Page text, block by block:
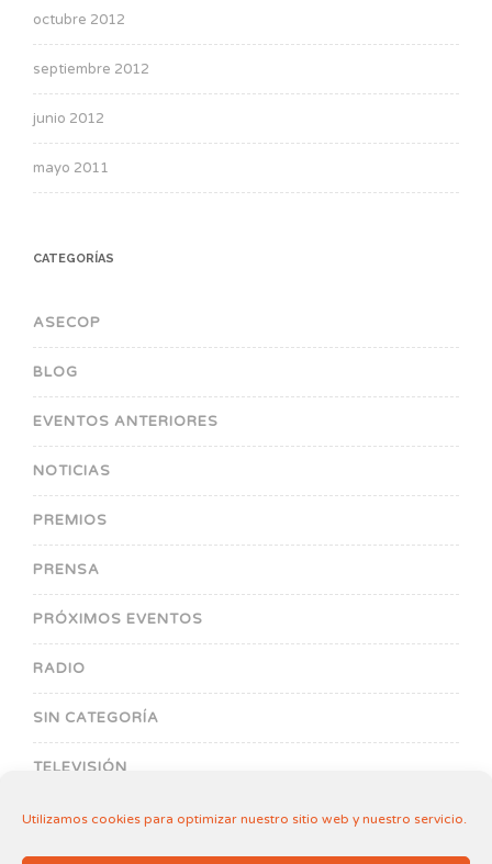
Utilizamos cookies para optimizar nuestro sitio web y nuestro servicio.
octubre 2012
septiembre 2012
junio 2012
mayo 2011
CATEGORÍAS
ASECOP
BLOG
EVENTOS ANTERIORES
NOTICIAS
PREMIOS
PRENSA
PRÓXIMOS EVENTOS
RADIO
SIN CATEGORÍA
TELEVISIÓN